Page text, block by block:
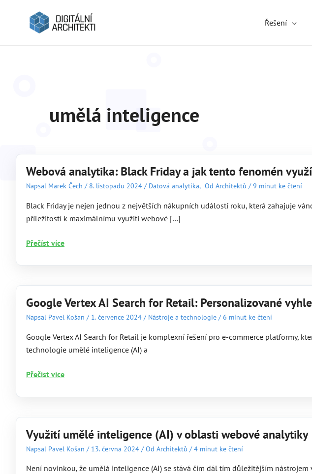
Řešení
umělá inteligence
Webová analytika: Black Friday a jak tento fenomén
Napsal Marek Čech / 8. listopadu 2024 / Datová analytika, Od Architektů /9 minut ke čtení
Black Friday je nejen jednou z největších nákupních událostí roku, která zahajuje
příležitostí k maximálnímu využití webové […]
Webová
Black
jak
tento
využít
maximum
Přečíst více
Google Vertex AI Search for Retail: Personalizované
Napsal Pavel Košan / 1. července 2024 / Nástroje a technologie /6 minut ke čtení
Google Vertex AI Search for Retail je komplexní řešení pro e-commerce platformy,
technologie umělé inteligence (AI) a
Google
AI
Retail:
Personalizované
Přečíst více
Využití umělé inteligence (AI) v oblasti webové analytiky
Napsal Pavel Košan / 13. června 2024 /Od Architektů /4 minut ke čtení
Není novinkou, že umělá inteligence (AI) se stává čím dál tím důležitějším